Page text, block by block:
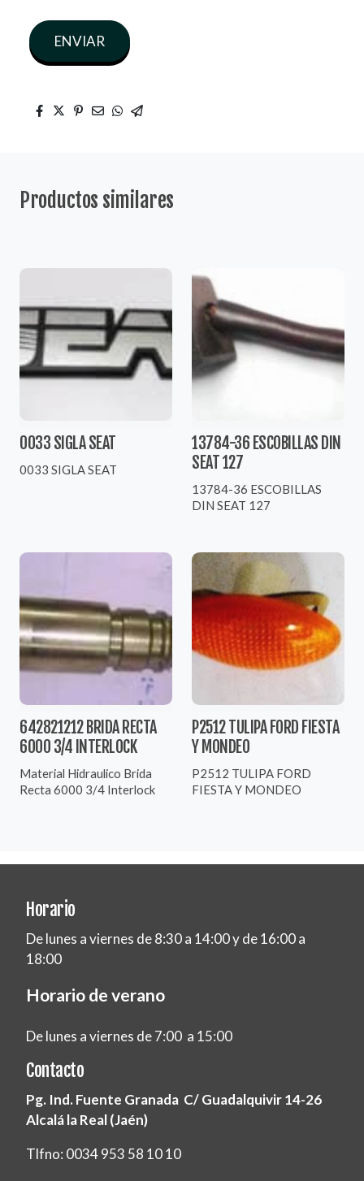
ENVIAR
Productos similares
0033 SIGLA SEAT
0033 SIGLA SEAT
13784-36 ESCOBILLAS DIN
SEAT 127
13784-36 ESCOBILLAS
DIN SEAT 127
642821212 BRIDA RECTA
6000 3/4 INTERLOCK
Material Hidraulico Brida
Recta 6000 3/4 Interlock
P2512 TULIPA FORD FIESTA
Y MONDEO
P2512 TULIPA FORD
FIESTA Y MONDEO
Horario
De lunes a viernes de 8:30 a 14:00 y de 16:00 a
18:00
Horario de verano
De lunes a viernes de 7:00 a 15:00
Contacto
Pg. Ind. Fuente Granada C/ Guadalquivir 14-26
Alcalá la Real (Jaén)
Tlfno: 0034 953 58 10 10